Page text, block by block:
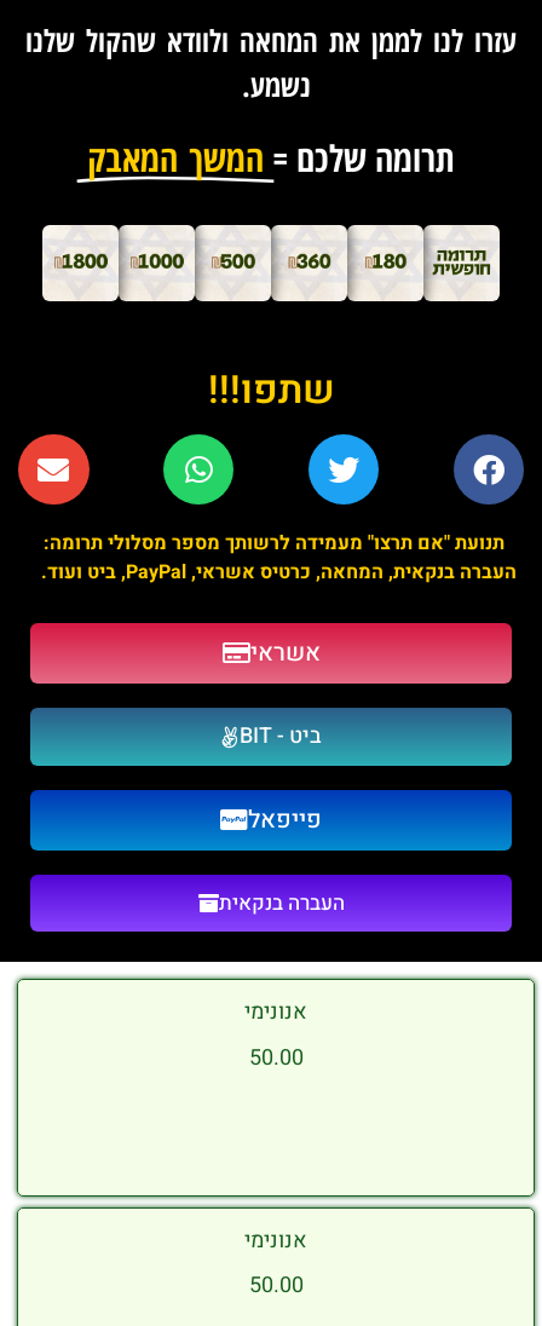
עזרו לנו לממן את המחאה ולוודא שהקול שלנו
נשמע.
תרומה שלכם = המשך המאבק
שתפו!!!
תנועת "אם תרצו" מעמידה לרשותך מספר מסלולי תרומה:
העברה בנקאית, המחאה, כרטיס אשראי, PayPal, ביט ועוד.
אשראי
ביט - BIT
פייפאל
העברה בנקאית
אנונימי
50.00
אנונימי
50.00